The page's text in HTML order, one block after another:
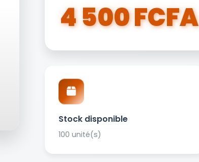
4 500 FCFA
Stock disponible
100 unité(s)